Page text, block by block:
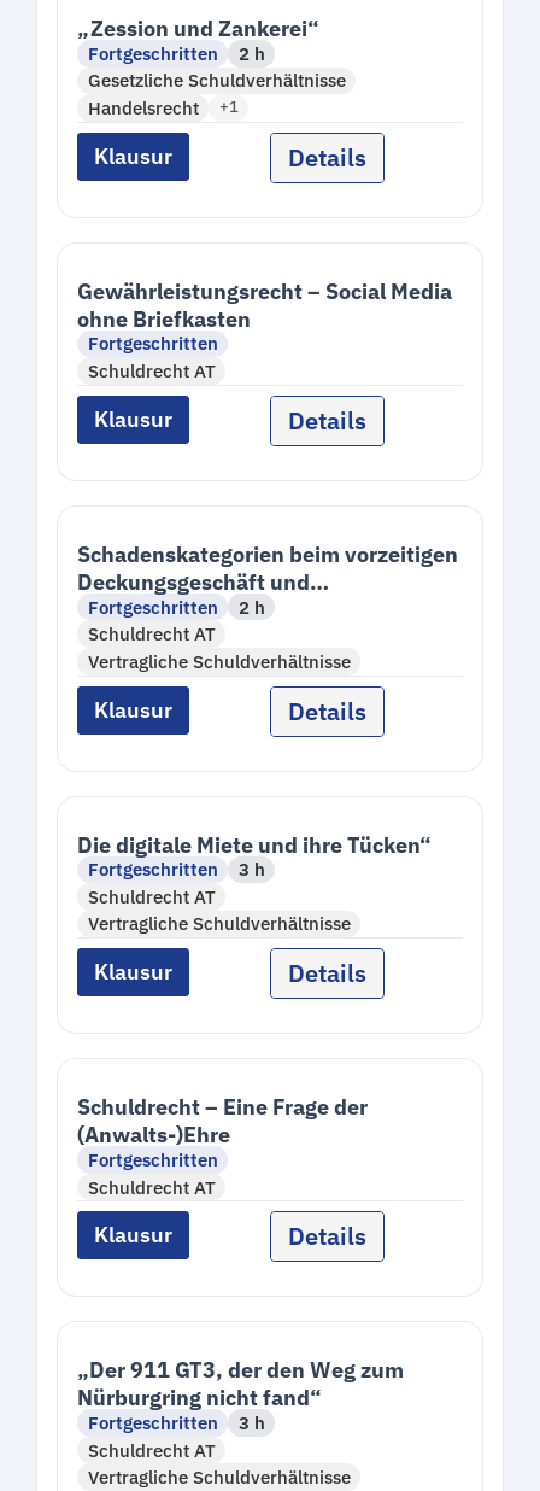
„Zession und Zankerei“
Fortgeschritten
2 h
Gesetzliche Schuldverhältnisse
Handelsrecht
+1
Klausur Details
Gewährleistungsrecht – Social Media
ohne Briefkasten
Fortgeschritten
Schuldrecht AT
Klausur Details
Schadenskategorien beim vorzeitigen
Deckungsgeschäft und
mangelbedingten
Nutzungsausfallschaden
Fortgeschritten
2 h
Schuldrecht AT
Vertragliche Schuldverhältnisse
Klausur Details
Die digitale Miete und ihre Tücken“
Fortgeschritten
3 h
Schuldrecht AT
Vertragliche Schuldverhältnisse
Klausur Details
Schuldrecht – Eine Frage der
(Anwalts-)Ehre
Fortgeschritten
Schuldrecht AT
Klausur Details
„Der 911 GT3, der den Weg zum
Nürburgring nicht fand“
Fortgeschritten
3 h
Schuldrecht AT
Vertragliche Schuldverhältnisse